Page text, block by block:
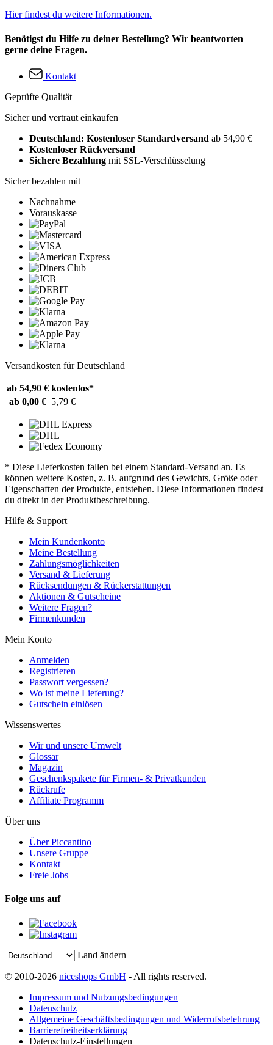
Hier findest du weitere Informationen.
Benötigst du Hilfe zu deiner Bestellung? Wir beantworten
gerne deine Fragen.
Kontakt
Geprüfte Qualität
Sicher und vertraut einkaufen
Deutschland: Kostenloser Standardversand ab 54,90 €
Kostenloser Rückversand
Sichere Bezahlung mit SSL-Verschlüsselung
Sicher bezahlen mit
Nachnahme
Vorauskasse
Versandkosten für Deutschland
ab 54,90 € kostenlos*
ab 0,00 € 5,79 €
* Diese Lieferkosten fallen bei einem Standard-Versand an. Es
können weitere Kosten, z. B. aufgrund des Gewichts, Größe oder
Eigenschaften der Produkte, entstehen. Diese Informationen findest
du direkt in der Produktbeschreibung.
Hilfe & Support
Mein Kundenkonto
Meine Bestellung
Zahlungsmöglichkeiten
Versand & Lieferung
Rücksendungen & Rückerstattungen
Aktionen & Gutscheine
Weitere Fragen?
Firmenkunden
Mein Konto
Anmelden
Registrieren
Passwort vergessen?
Wo ist meine Lieferung?
Gutschein einlösen
Wissenswertes
Wir und unsere Umwelt
Glossar
Magazin
Geschenkspakete für Firmen- & Privatkunden
Rückrufe
Affiliate Programm
Über uns
Über Piccantino
Unsere Gruppe
Kontakt
Freie Jobs
Folge uns auf
Land ändern
© 2010-2026 niceshops GmbH - All rights reserved.
Impressum und Nutzungsbedingungen
Datenschutz
Allgemeine Geschäftsbedingungen und Widerrufsbelehrung
Barrierefreiheitserklärung
Datenschutz-Einstellungen